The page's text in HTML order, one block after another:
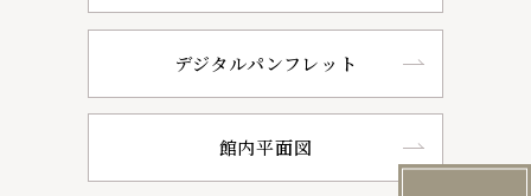
デジタルパンフレット
館内平面図